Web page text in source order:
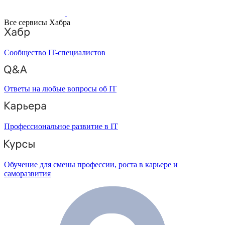
Все сервисы Хабра
Сообщество IT-специалистов
Ответы на любые вопросы об IT
Профессиональное развитие в IT
Обучение для смены профессии, роста в карьере и
саморазвития